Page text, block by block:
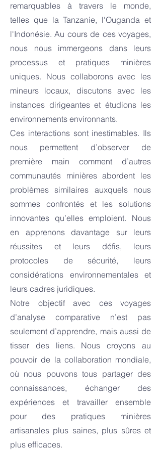
remarquables à travers le monde,
telles que la Tanzanie, l'Ouganda et
l'Indonésie. Au cours de ces voyages,
nous nous immergeons dans leurs
processus et pratiques minières
uniques. Nous collaborons avec les
mineurs locaux, discutons avec les
instances dirigeantes et étudions les
environnements environnants.
Ces interactions sont inestimables. Ils
nous permettent d’observer de
première main comment d’autres
communautés minières abordent les
problèmes similaires auxquels nous
sommes confrontés et les solutions
innovantes qu’elles emploient. Nous
en apprenons davantage sur leurs
réussites et leurs défis, leurs
protocoles de sécurité, leurs
considérations environnementales et
leurs cadres juridiques.
Notre objectif avec ces voyages
d’analyse comparative n’est pas
seulement d’apprendre, mais aussi de
tisser des liens. Nous croyons au
pouvoir de la collaboration mondiale,
où nous pouvons tous partager des
connaissances, échanger des
expériences et travailler ensemble
pour des pratiques minières
artisanales plus saines, plus sûres et
plus efficaces.